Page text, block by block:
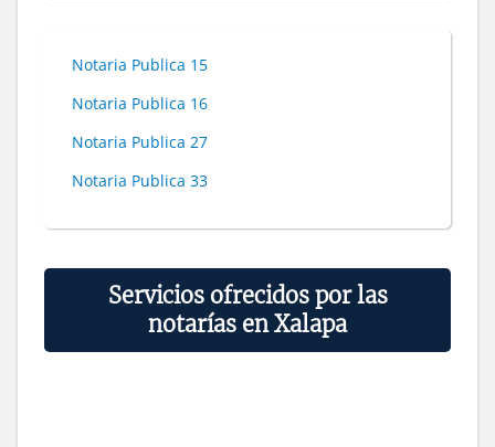
Notaria Publica 15
Notaria Publica 16
Notaria Publica 27
Notaria Publica 33
Servicios ofrecidos por las
notarías en Xalapa